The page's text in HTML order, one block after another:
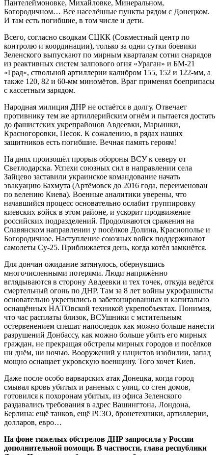
Пантелеймоновке, Михайловке, Минеральном,
Богородичном… Все населённые пункты рядом с Донецком.
И там есть погибшие, в том числе и дети.
Всего, согласно сводкам СЦКК (Совместный центр по
контролю и координации), только за одни сутки боевики
Зеленского выпускают по мирным кварталам сотни снарядов
из реактивных систем залпового огня «Ураган» и БМ-21
«Град», ствольной артиллерии калибром 155, 152 и 122-мм, а
также 120, 82 и 60-мм миномётов. Враг применял боеприпасы
с кассетным зарядом.
Народная милиция ДНР не остаётся в долгу. Отвечает
противнику тем же артиллерийским огнём и пытается достать
до фашистских укрепрайонов Авдеевки, Марьинки,
Красногоровки, Песок. К сожалению, в рядах наших
защитников есть погибшие. Вечная память героям!
На днях произошёл прорыв обороны ВСУ к северу от
Светлодарска. Успехи союзных сил в направлении села
Зайцево заставили украинское командование начать
эвакуацию Бахмута (Артёмовск до 2016 года, переименован
по велению Киева). Военные аналитики уверены, что
начавшийся процесс основательно ослабит группировку
киевских войск в этом районе, и ускорит продвижение
российских подразделений. Продолжаются сражения на
Славянском направлении у посёлков Долина, Краснополье и
Богородичное. Наступление союзных войск поддерживают
самолеты Су-25. Приближается день, когда котёл замкнётся.
Для дончан ожидание затянулось, обернувшись
многочисленными потерями. Люди напряжённо
вглядываются в сторону Авдеевки и тех точек, откуда ведётся
смертельный огонь по ДНР. Там за 8 лет войны укрофашисты
основательно укрепились в забетонированных и капитально
оснащённых НАТОвской техникой укрепобъектах. Понимая,
что час расплаты близок, ВСУшники с мстительным
остервенением спешат напоследок как можно больше нанести
разрушений Донбассу, как можно больше убить его мирных
граждан, не прекращая обстрелы мирных городов и посёлков
ни днём, ни ночью. Вооружений у нацистов изобилии, запад
мощно оснащает укровскую военщину. Того хочет Киев.
Даже после особо варварских атак Донецка, когда город
смывал кровь убитых и раненых с улиц, со стен домов,
готовился к похоронам убитых, из офиса Зеленского
раздавались требования в адрес Вашингтона, Лондона,
Берлина: ещё танков, ещё РСЗО, бронетехники, артиллерии,
долларов, евро…
На фоне тяжелых обстрелов ДНР запросила у России
дополнительной помощи. В частности, глава республики